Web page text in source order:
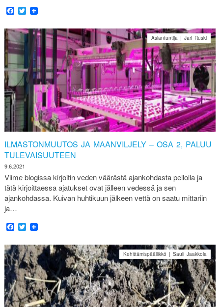
Facebook
Twitter
ILMASTONMUUTOS JA MAANVILJELY – OSA 2, PALUU
TULEVAISUUTEEN
9.6.2021
Asiantuntija | Jari Ruski
Viime blogissa kirjoitin veden väärästä ajankohdasta pellolla ja
tätä kirjoittaessa ajatukset ovat jälleen vedessä ja sen
ajankohdassa. Kuivan huhtikuun jälkeen vettä on saatu mittariin
ja…
Facebook
Twitter
Kehittämispäällikkö | Sauli Jaakkola